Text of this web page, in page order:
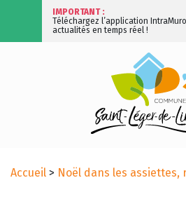
IMPORTANT :
Téléchargez l’application
actualités en temps réel !
Accueil > Noël dans les assiettes,